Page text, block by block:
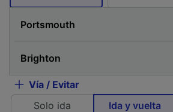
Vía / Evitar
Solo ida
Ida y vuelta